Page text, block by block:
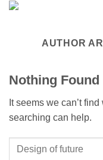
Skip
AUTHOR
Nothing Found
It seems we can’t
searching can help.